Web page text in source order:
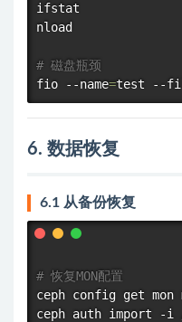
ifstat
nload
# 磁盘瓶颈
fio --name=test --
6. 数据恢复
6.1 从备份恢复
# 恢复MON配置
ceph config get mon
ceph auth import -i /